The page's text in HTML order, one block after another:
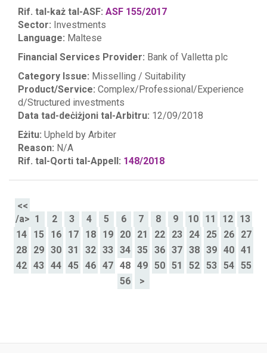
Rif. tal-każ tal-ASF: ASF 155/2017
Sector: Investments
Language: Maltese
Financial Services Provider: Bank of Valletta plc
Category Issue: Misselling / Suitability
Product/Service: Complex/Professional/Experience
d/Structured investments
Data tad-deċiżjoni tal-Arbitru: 12/09/2018
Eżitu: Upheld by Arbiter
Reason: N/A
Rif. tal-Qorti tal-Appell: 148/2018
<<
/a> 1 2 3 4 5 6 7 8 9 10 11 12
13
14
15 16 17 18 19 20 21 22 23 24 25 26
27
28
29 30 31 32 33 34 35 36 37 38 39 40
41
42
43 44 45 46 47 48 49 50 51 52 53 54
55
56
>